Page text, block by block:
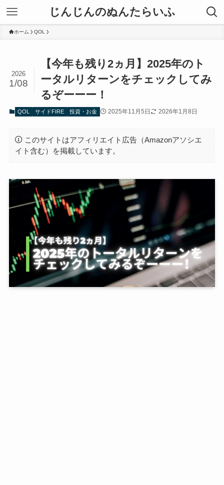
じんじんのぬんたらいふ
ホーム QOL
【今年も残り2ヵ月】2025年のト
ータルリターンをチェックしてみ
るぞーーー！
2026
1/08
QOL サイドFIRE 投資・お金 2025年11月5日 2026年1月8日
このサイトはアフィリエイト広告（Amazonアソシエ
イト含む）を掲載しています。